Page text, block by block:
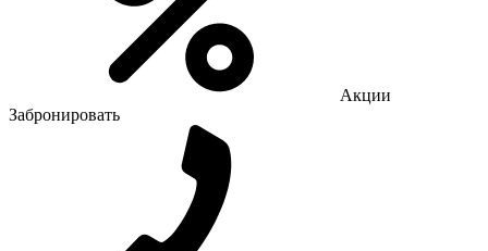
Акции
Забронировать